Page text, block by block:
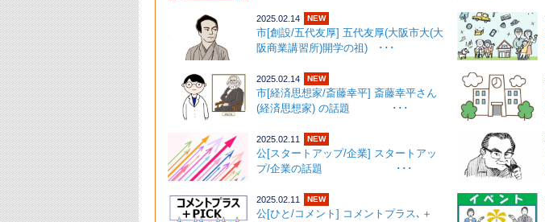
2025.02.14 NEW
市[創設/五代友厚] 五代友厚(大阪市大(大
阪商業講習所)開学の祖) ･･･
2025.02.14 NEW
市[経済思想家/斎藤幸平] 斎藤幸平さん
(経済思想家) の話題 ･･･
2025.02.11 NEW
公[スタートアップ/企業] スタートアッ
プ/企業の話題 ･･･
2025.02.11 NEW
公[ひと/コメント] コメントプラス､＋